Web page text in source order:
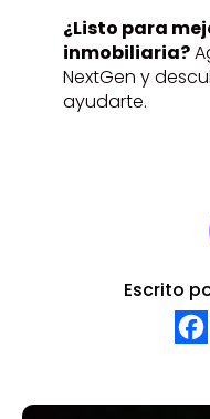
¿Listo para
inmobiliaria?
NextGen y
ayudarte.
Escrito